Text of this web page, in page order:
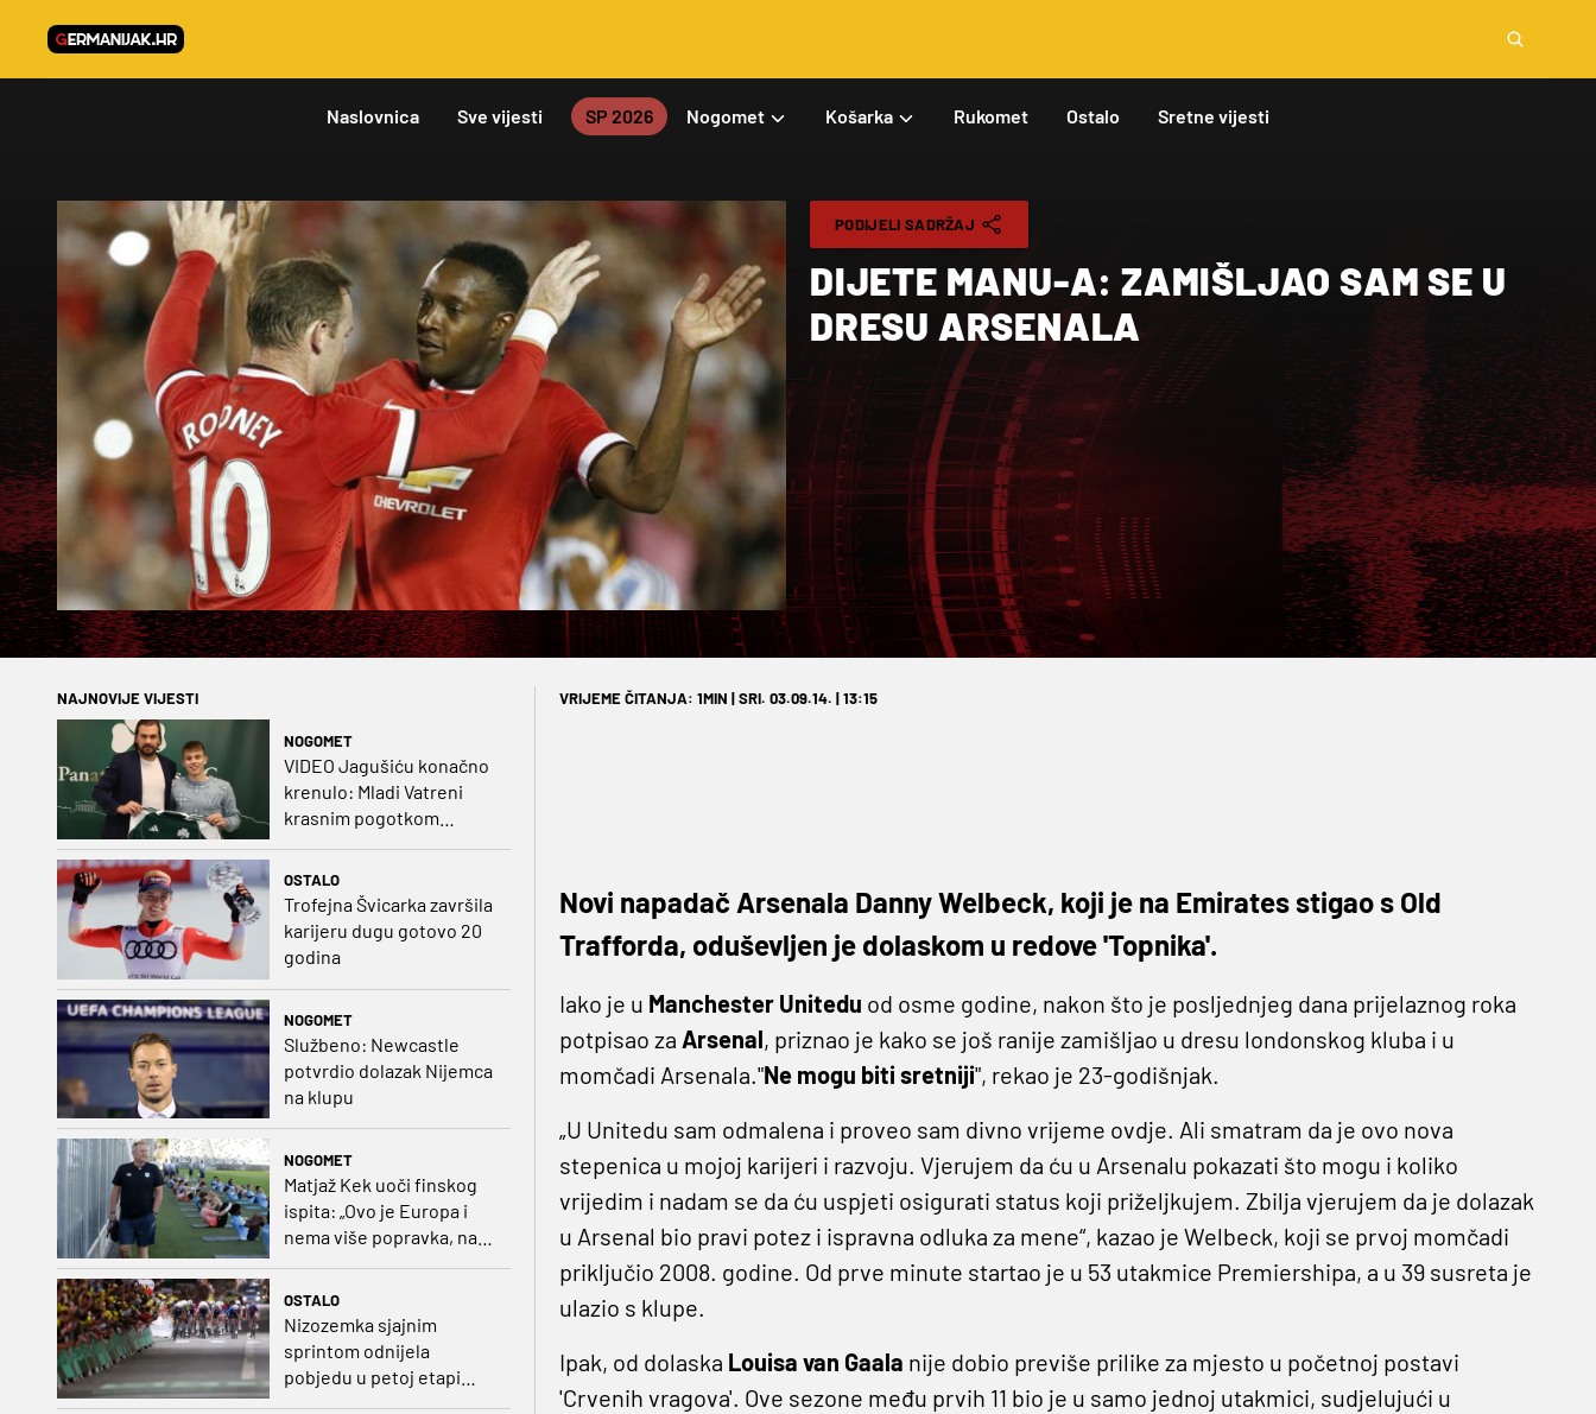
Naslovnica Sve vijesti SP 2026 Nogomet Košarka Rukomet Ostalo Sretne vijesti
PODIJELI SADRŽAJ
DIJETE MANU-A: ZAMIŠLJAO SAM SE U
DRESU ARSENALA
NAJNOVIJE VIJESTI
NOGOMET
VIDEO Jagušiću konačno
krenulo: Mladi Vatreni
krasnim pogotkom
OSTALO
Trofejna Švicarka završila
karijeru dugu gotovo 20
godina
NOGOMET
Službeno: Newcastle
potvrdio dolazak Nijemca
na klupu
NOGOMET
Matjaž Kek uoči finskog
ispita: „Ovo je Europa i
nema više popravka, na
Rujevici se nešto pita i
OSTALO
Nizozemka sjajnim
sprintom odnijela
pobjedu u petoj etapi
VRIJEME ČITANJA: 1MIN | SRI. 03.09.14. | 13:15
Novi napadač Arsenala Danny Welbeck, koji je na Emirates stigao s Old
Trafforda, oduševljen je dolaskom u redove 'Topnika'.
Iako je u Manchester Unitedu od osme godine, nakon što je posljednjeg dana prijelaznog roka
potpisao za Arsenal, priznao je kako se još ranije zamišljao u dresu londonskog kluba i u
momčadi Arsenala."Ne mogu biti sretniji", rekao je 23-godišnjak.
„U Unitedu sam odmalena i proveo sam divno vrijeme ovdje. Ali smatram da je ovo nova
stepenica u mojoj karijeri i razvoju. Vjerujem da ću u Arsenalu pokazati što mogu i koliko
vrijedim i nadam se da ću uspjeti osigurati status koji priželjkujem. Zbilja vjerujem da je dolazak
u Arsenal bio pravi potez i ispravna odluka za mene“, kazao je Welbeck, koji se prvoj momčadi
priključio 2008. godine. Od prve minute startao je u 53 utakmice Premiershipa, a u 39 susreta je
ulazio s klupe.
Ipak, od dolaska Louisa van Gaala nije dobio previše prilike za mjesto u početnoj postavi
'Crvenih vragova'. Ove sezone među prvih 11 bio je u samo jednoj utakmici, sudjelujući u